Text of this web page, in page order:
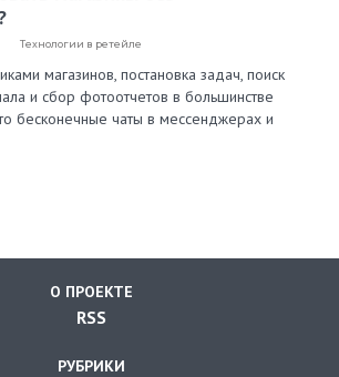
Технологии в ретейле
магазинов, постановка задач, поиск
и сбор фотоотчетов в большинстве
бесконечные чаты в мессенджерах и
О ПРОЕКТЕ
RSS
РУБРИКИ